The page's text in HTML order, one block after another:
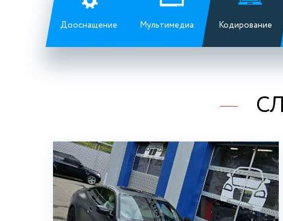
Дооснащение Мультимедиа Кодирование